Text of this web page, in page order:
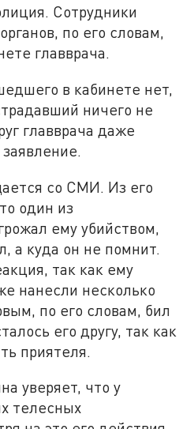
Сотрудники
по его словам,
главврача.
в кабинете нет,
ничего не
главврача даже
со СМИ. Из его
один из
ему убийством,
а куда он не помнит.
так как ему
нанесли несколько
по его словам, бил
его другу, так как
приятеля.
уверяет, что у
телесных